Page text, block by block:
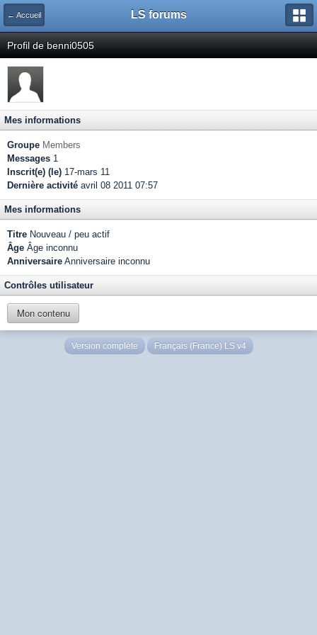
← Accueil LS forums
Profil de benni0505
Mes informations
Groupe Members
Messages 1
Inscrit(e) (le) 17-mars 11
Dernière activité avril 08 2011 07:57
Mes informations
Titre Nouveau / peu actif
Âge Âge inconnu
Anniversaire Anniversaire inconnu
Contrôles utilisateur
Mon contenu
Version complète Français (France) LS v4